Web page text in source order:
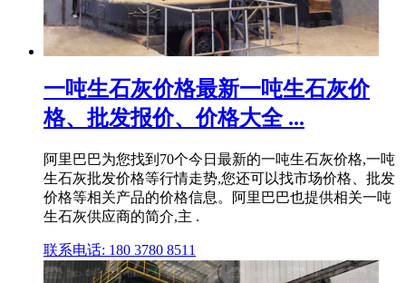
一吨生石灰价格最新一吨生石灰价
格、批发报价、价格大全 ...
阿里巴巴为您找到70个今日最新的一吨生石灰价格,一吨
生石灰批发价格等行情走势,您还可以找市场价格、批发
价格等相关产品的价格信息。阿里巴巴也提供相关一吨
生石灰供应商的简介,主 .
联系电话: 180 3780 8511